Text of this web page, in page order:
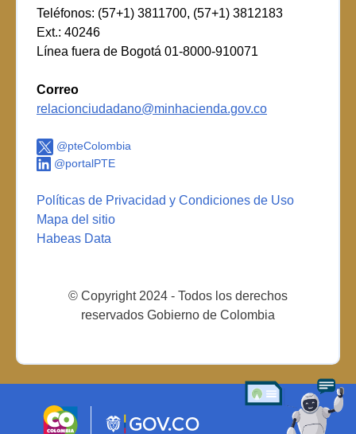
Teléfonos: (57+1) 3811700, (57+1) 3812183
Ext.: 40246
Línea fuera de Bogotá 01-8000-910071
Correo
relacionciudadano@minhacienda.gov.co
@pteColombia
@portalPTE
Políticas de Privacidad y Condiciones de Uso
Mapa del sitio
Habeas Data
© Copyright 2024 - Todos los derechos
reservados Gobierno de Colombia